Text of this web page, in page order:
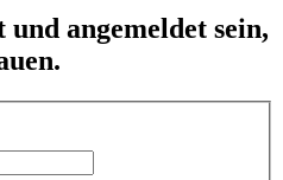
angemeldet sein,